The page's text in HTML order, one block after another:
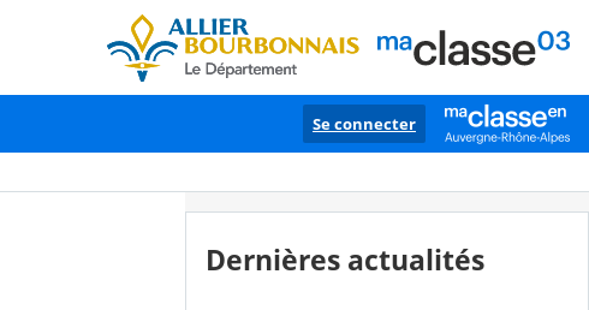
Se connecter
Dernières actualités